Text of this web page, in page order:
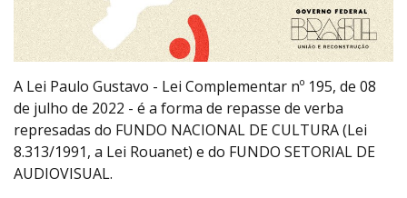
A Lei Paulo Gustavo - Lei Complementar nº 195, de 08
de julho de 2022 - é a forma de repasse de verba
represadas do FUNDO NACIONAL DE CULTURA (Lei
8.313/1991, a Lei Rouanet) e do FUNDO SETORIAL DE
AUDIOVISUAL.